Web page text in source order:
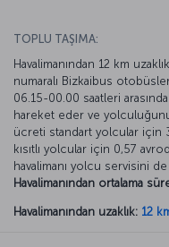
TOPLU TAŞIMA:
Havalimanından 12 km
numaralı Bizkaibus
06.15-00.00 saatleri
hareket eder ve
ücreti standart yolcular için
kısıtlı yolcular için 0,57
havalimanı yolcu servisini
Havalimanından ortalama
Havalimanından uzaklık: 12